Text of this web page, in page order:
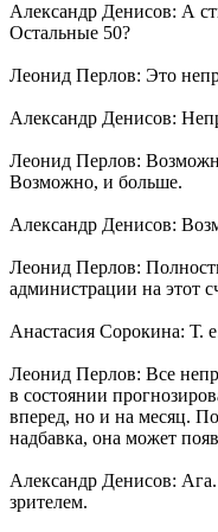
Александр Денисов: А
Остальные 50?
Леонид Перлов: Это
Александр Денисов:
Леонид Перлов:
Возможно, и больше.
Александр Денисов:
Леонид Перлов:
администрации на этот
Анастасия Сорокина: Т.
Леонид Перлов: Все
в состоянии
вперед, но и на месяц.
надбавка, она может
Александр Денисов:
зрителем.